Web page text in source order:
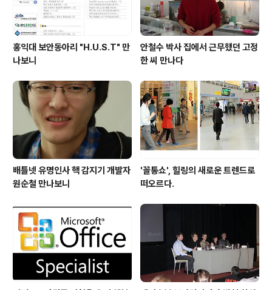
홍익대 보안동아리 "H.U.S.T" 만
나보니
안철수 박사 집에서 근무했던 고정
한 씨 만나다
배틀넷 유명인사 핵 감지기 개발자
원순철 만나보니
'꼴통쇼', 힐링의 새로운 트렌드로
떠오르다.